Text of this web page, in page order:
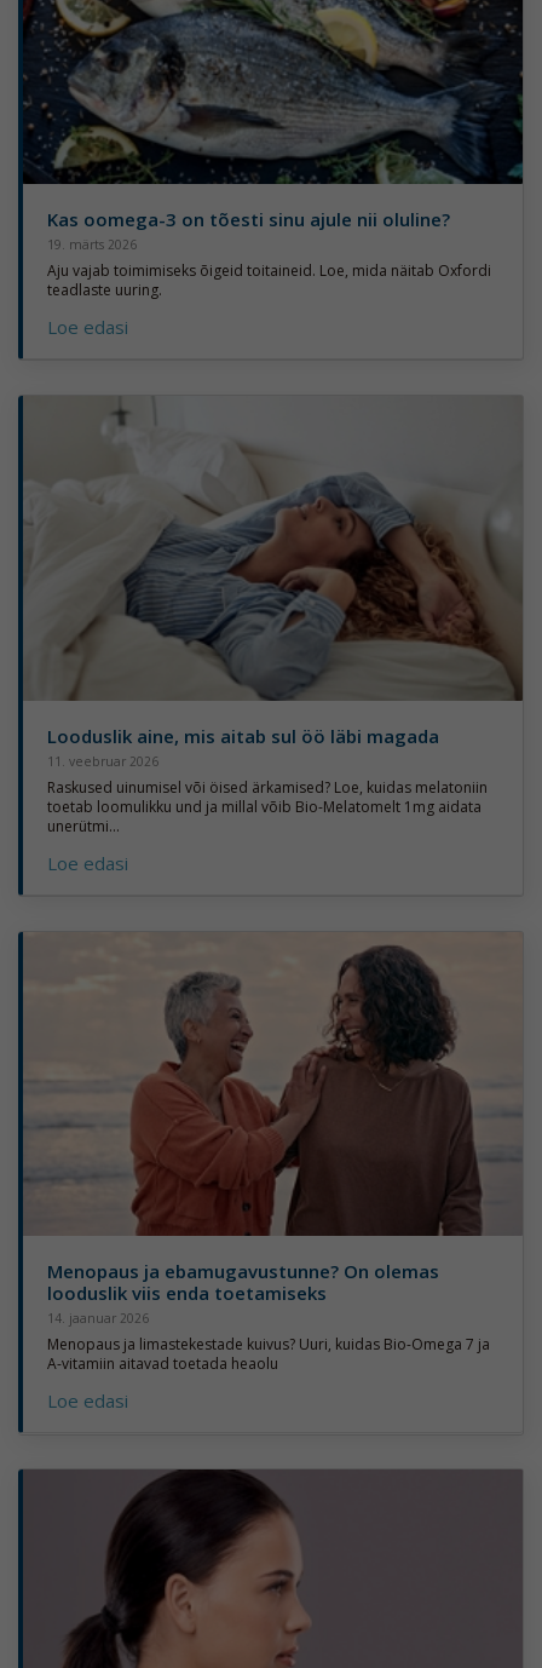
Kas oomega-3 on tõesti sinu ajule nii oluline?
19. märts 2026
Aju vajab toimimiseks õigeid toitaineid. Loe, mida näitab Oxfordi
teadlaste uuring.
Loe edasi
Looduslik aine, mis aitab sul öö läbi magada
11. veebruar 2026
Raskused uinumisel või öised ärkamised? Loe, kuidas melatoniin
toetab loomulikku und ja millal võib Bio-Melatomelt 1mg aidata
unerütmi...
Loe edasi
Menopaus ja ebamugavustunne? On olemas
looduslik viis enda toetamiseks
14. jaanuar 2026
Menopaus ja limastekestade kuivus? Uuri, kuidas Bio-Omega 7 ja
A-vitamiin aitavad toetada heaolu
Loe edasi